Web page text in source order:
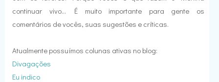
continuar vivo... É muito importante para gente os
comentários de vocês, suas sugestões e críticas.
Atualmente possuímos colunas ativas no blog:
Divagações
Eu indico